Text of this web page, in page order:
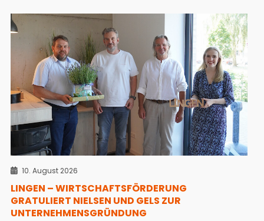
10. August 2026
LINGEN – WIRTSCHAFTSFÖRDERUNG
GRATULIERT NIELSEN UND GELS ZUR
UNTERNEHMENSGRÜNDUNG